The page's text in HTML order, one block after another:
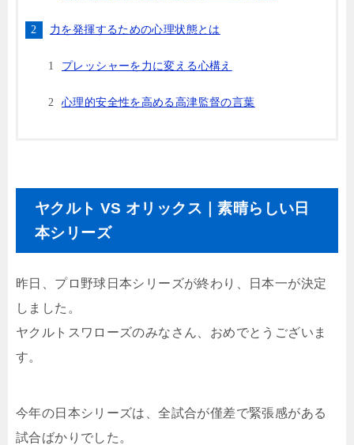
力を発揮するための心理状態とは
プレッシャーを力に変える心構え
心理的安全性を高める高津監督の言葉
ヤクルト VS オリックス｜素晴らしい日
本シリーズ
昨日、プロ野球日本シリーズが終わり、日本一が決定
しました。
ヤクルトスワローズのみなさん、おめでとうございま
す。
今年の日本シリーズは、全試合が僅差で緊張感がある
試合ばかりでした。